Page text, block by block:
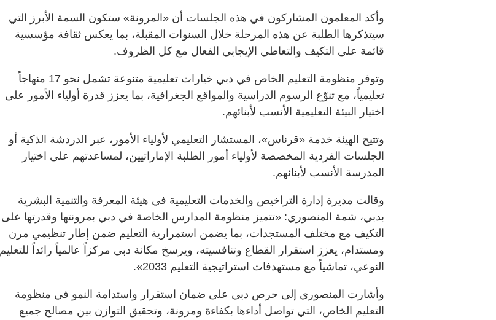
وأكد المعلمون المشاركون في هذه الجلسات أن «المرونة» ستكون السمة الأبرز التي
سيتذكرها الطلبة عن هذه المرحلة خلال السنوات المقبلة، بما يعكس ثقافة مؤسسية
قائمة على التكيف والتعاطي الإيجابي الفعال مع كل الظروف.
وتوفر منظومة التعليم الخاص في دبي خيارات تعليمية متنوعة تشمل نحو 17 منهاجاً
تعليمياً، مع تنوّع الرسوم الدراسية والمواقع الجغرافية، بما يعزز قدرة أولياء الأمور على
اختيار البيئة التعليمية الأنسب لأبنائهم.
وتتيح الهيئة خدمة «قرناس»، المستشار التعليمي لأولياء الأمور، عبر الدردشة الذكية أو
الجلسات الفردية المخصصة لأولياء أمور الطلبة الإماراتيين، لمساعدتهم على اختيار
المدرسة الأنسب لأبنائهم.
وقالت مديرة إدارة التراخيص والخدمات التعليمية في هيئة المعرفة والتنمية البشرية
بدبي، شمة المنصوري: «تتميز منظومة المدارس الخاصة في دبي بمرونتها وقدرتها على
التكيف مع مختلف المستجدات، بما يضمن استمرارية التعليم ضمن إطار تنظيمي مرن
ومستدام، يعزز استقرار القطاع وتنافسيته، ويرسخ مكانة دبي مركزاً عالمياً رائداً للتعليم
النوعي، تماشياً مع مستهدفات استراتيجية التعليم 2033».
وأشارت المنصوري إلى حرص دبي على ضمان استقرار واستدامة النمو في منظومة
التعليم الخاص، التي تواصل أداءها بكفاءة ومرونة، وتحقيق التوازن بين مصالح جميع